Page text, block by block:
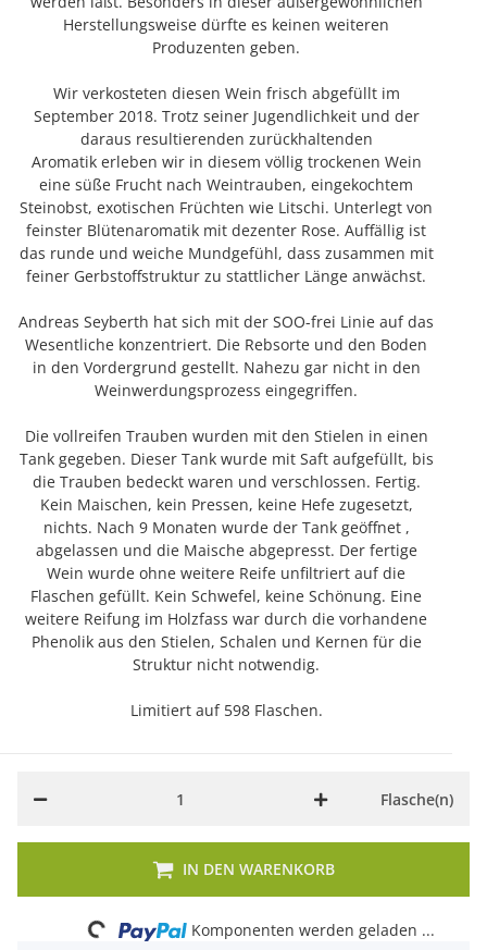
Herstellungsweise dürfte es keinen weiteren
Produzenten geben.
Wir verkosteten diesen Wein frisch abgefüllt im
September 2018. Trotz seiner Jugendlichkeit und der
daraus resultierenden zurückhaltenden
Aromatik erleben wir in diesem völlig trockenen Wein
eine süße Frucht nach Weintrauben, eingekochtem
Steinobst, exotischen Früchten wie Litschi. Unterlegt von
feinster Blütenaromatik mit dezenter Rose. Auffällig ist
das runde und weiche Mundgefühl, dass zusammen mit
feiner Gerbstoffstruktur zu stattlicher Länge anwächst.
Andreas Seyberth hat sich mit der SOO-frei Linie auf das
Wesentliche konzentriert. Die Rebsorte und den Boden
in den Vordergrund gestellt. Nahezu gar nicht in den
Weinwerdungsprozess eingegriffen.
Die vollreifen Trauben wurden mit den Stielen in einen
Tank gegeben. Dieser Tank wurde mit Saft aufgefüllt, bis
die Trauben bedeckt waren und verschlossen. Fertig.
Kein Maischen, kein Pressen, keine Hefe zugesetzt,
nichts. Nach 9 Monaten wurde der Tank geöffnet ,
abgelassen und die Maische abgepresst. Der fertige
Wein wurde ohne weitere Reife unfiltriert auf die
Flaschen gefüllt. Kein Schwefel, keine Schönung. Eine
weitere Reifung im Holzfass war durch die vorhandene
Phenolik aus den Stielen, Schalen und Kernen für die
Struktur nicht notwendig.
Limitiert auf 598 Flaschen.
Flasche(n)
IN DEN WARENKORB
Loading...
Komponenten werden geladen ...